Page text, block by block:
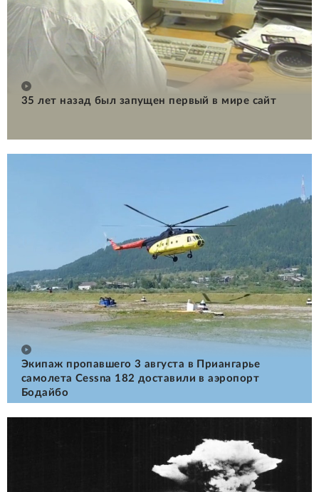
35 лет назад был запущен первый в мире сайт
Экипаж пропавшего 3 августа в Приангарье
самолета Cessna 182 доставили в аэропорт
Бодайбо